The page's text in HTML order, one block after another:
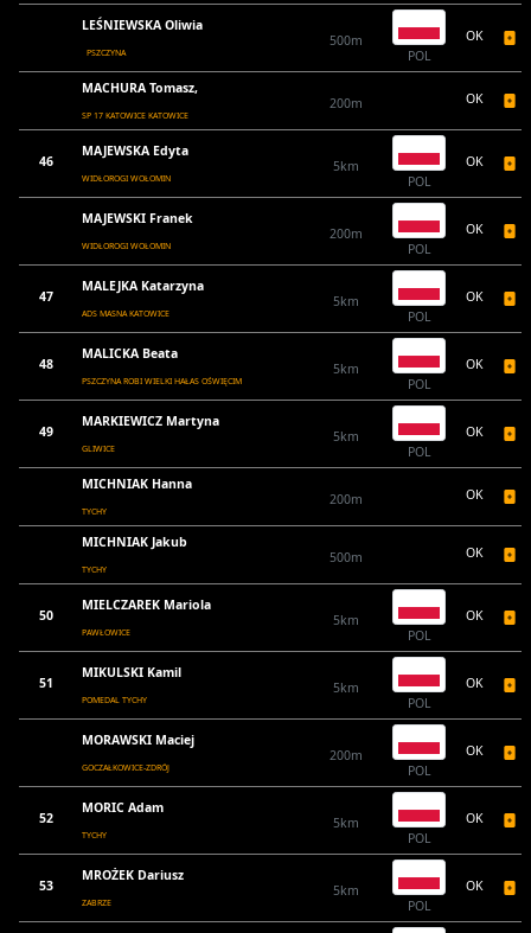
LEŚNIEWSKA Oliwia
PSZCZYNA
500m
POL
OK
MACHURA Tomasz,
SP 17 KATOWICE KATOWICE
200m OK
46
MAJEWSKA Edyta
WIDŁOROGI WOŁOMIN
5km
POL
OK
MAJEWSKI Franek
WIDŁOROGI WOŁOMIN
200m
POL
OK
47
MALEJKA Katarzyna
ADS MASNA KATOWICE
5km
POL
OK
48
MALICKA Beata
PSZCZYNA ROBI WIELKI HAŁAS OŚWIĘCIM
5km
POL
OK
49
MARKIEWICZ Martyna
GLIWICE
5km
POL
OK
MICHNIAK Hanna
TYCHY
200m OK
MICHNIAK Jakub
TYCHY
500m OK
50
MIELCZAREK Mariola
PAWŁOWICE
5km
POL
OK
51
MIKULSKI Kamil
POMEDAL TYCHY
5km
POL
OK
MORAWSKI Maciej
GOCZAŁKOWICE-ZDRÓJ
200m
POL
OK
52
MORIC Adam
TYCHY
5km
POL
OK
53
MROŻEK Dariusz
ZABRZE
5km
POL
OK